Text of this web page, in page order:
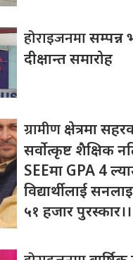
होराइजनमासम्पन्न
दीक्षान्त समारोह
ग्रामीण क्षेत्रमा
सर्वोत्कृष्ट शैक्षिक
SEEमा GPA 4
विद्यार्थीलाई
५१ हजार पुरस्कार।।